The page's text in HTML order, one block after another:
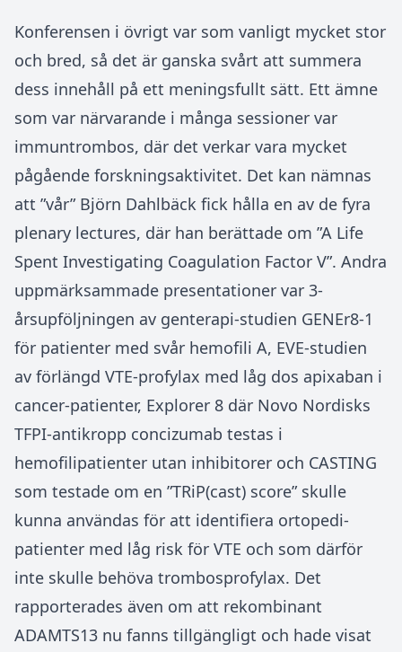
Konferensen i övrigt var som vanligt mycket stor
och bred, så det är ganska svårt att summera
dess innehåll på ett meningsfullt sätt. Ett ämne
som var närvarande i många sessioner var
immuntrombos, där det verkar vara mycket
pågående forskningsaktivitet. Det kan nämnas
att ”vår” Björn Dahlbäck fick hålla en av de fyra
plenary lectures, där han berättade om ”A Life
Spent Investigating Coagulation Factor V”. Andra
uppmärksammade presentationer var 3-
årsupföljningen av genterapi-studien GENEr8-1
för patienter med svår hemofili A, EVE-studien
av förlängd VTE-profylax med låg dos apixaban i
cancer-patienter, Explorer 8 där Novo Nordisks
TFPI-antikropp concizumab testas i
hemofilipatienter utan inhibitorer och CASTING
som testade om en ”TRiP(cast) score” skulle
kunna användas för att identifiera ortopedi-
patienter med låg risk för VTE och som därför
inte skulle behöva trombosprofylax. Det
rapporterades även om att rekombinant
ADAMTS13 nu fanns tillgängligt och hade visat